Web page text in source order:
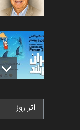
اثر روز